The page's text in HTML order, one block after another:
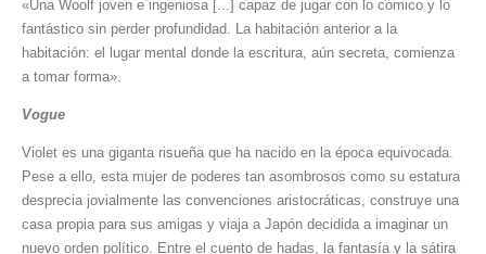
«Una Woolf joven e ingeniosa [...] capaz de jugar con lo cómico y lo
fantástico sin perder profundidad. La habitación anterior a la
habitación: el lugar mental donde la escritura, aún secreta, comienza
a tomar forma».
Vogue
Violet es una giganta risueña que ha nacido en la época equivocada.
Pese a ello, esta mujer de poderes tan asombrosos como su estatura
desprecia jovialmente las convenciones aristocráticas, construye una
casa propia para sus amigas y viaja a Japón decidida a imaginar un
nuevo orden político. Entre el cuento de hadas, la fantasía y la sátira